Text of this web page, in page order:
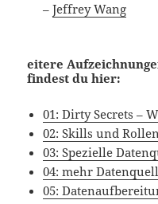
–Jeffrey Wang
eitere
findest du hier:
01: Dirty Secrets –
02: Skills und
03: Spezielle
04: mehr
05: